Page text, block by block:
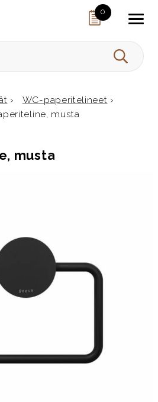
0
HAE
› WC-paperitelineet ›
musta
musta